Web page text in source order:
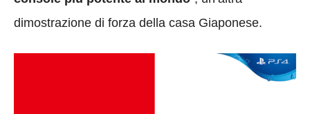
dimostrazione di forza della casa Giaponese.